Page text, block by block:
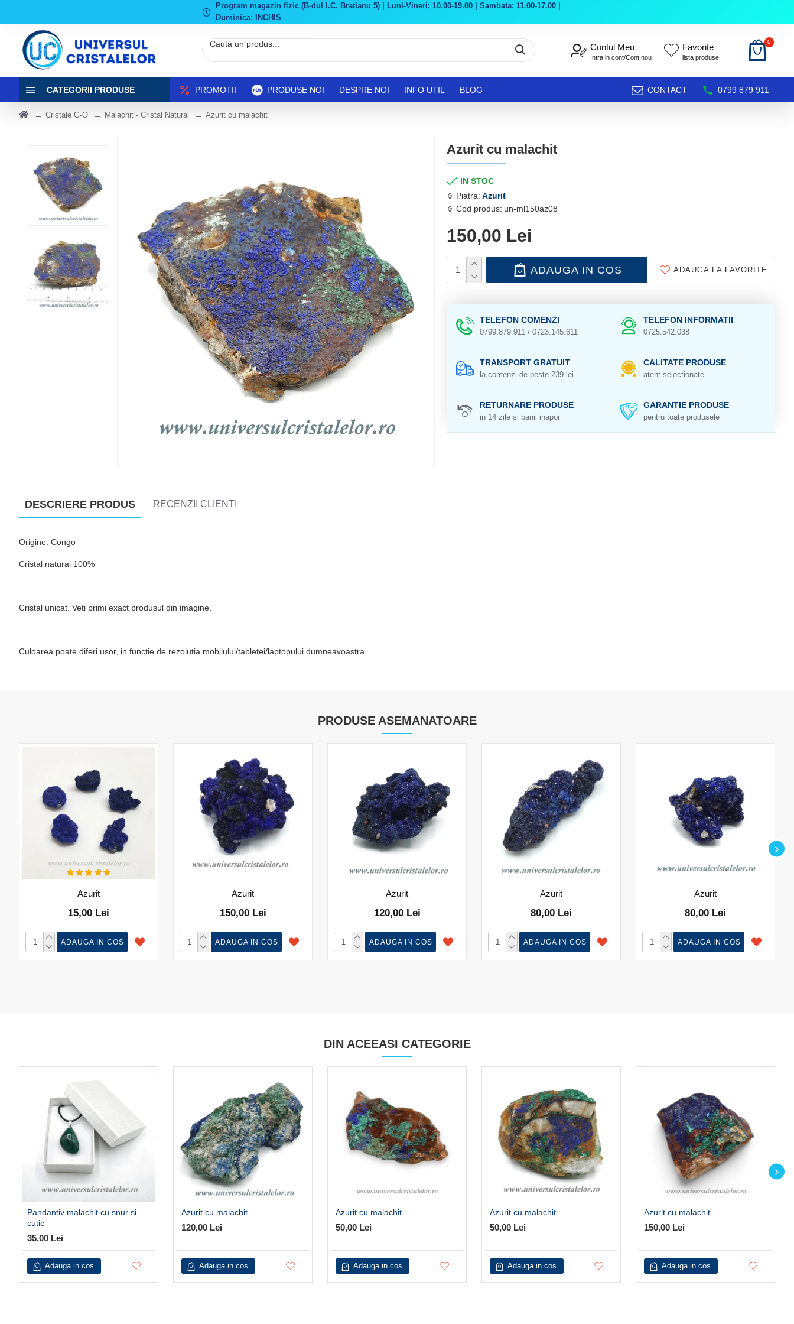
Program magazin fizic (B-dul I.C. Bratianu 5) | Luni-Vineri: 10.00-19.00 | Sambata: 11.00-17.00 |
Duminica: INCHIS
Contul Meu
Intra in cont/Cont nou
Favorite
lista produse
0
CATEGORII PRODUSE PROMOTII PRODUSE NOI DESPRE NOI INFO UTIL BLOG CONTACT 0799 879 911
Cristale G-O Malachit - Cristal Natural Azurit cu malachit
Azurit cu malachit
IN STOC
Piatra: Azurit
Cod produs: un-ml150az08
150,00 Lei
ADAUGA IN COS ADAUGA LA FAVORITE
TELEFON COMENZI
0799.879.911 / 0723.145.611
TELEFON INFORMATII
0725.542.038
TRANSPORT GRATUIT
la comenzi de peste 239 lei
CALITATE PRODUSE
atent selectionate
RETURNARE PRODUSE
in 14 zile si banii inapoi
GARANTIE PRODUSE
pentru toate produsele
DESCRIERE PRODUS RECENZII CLIENTI
Origine: Congo
Cristal natural 100%
Cristal unicat. Veti primi exact produsul din imagine.
Culoarea poate diferi usor, in functie de rezolutia mobilului/tabletei/laptopului dumneavoastra.
PRODUSE ASEMANATOARE
Azurit
15,00 Lei
ADAUGA IN COS
Azurit
150,00 Lei
ADAUGA IN COS
Azurit
120,00 Lei
ADAUGA IN COS
Azurit
80,00 Lei
ADAUGA IN COS
Azurit
80,00 Lei
ADAUGA IN COS
DIN ACEEASI CATEGORIE
Pandantiv malachit cu snur si
cutie
35,00 Lei
Adauga in cos
Azurit cu malachit
120,00 Lei
Adauga in cos
Azurit cu malachit
50,00 Lei
Adauga in cos
Azurit cu malachit
50,00 Lei
Adauga in cos
Azurit cu malachit
150,00 Lei
Adauga in cos